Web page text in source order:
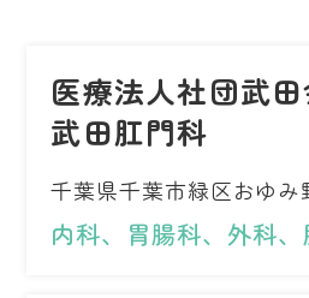
医療法人社団武
武田肛門科
千葉県千葉市緑区おゆみ
内科、胃腸科、外科